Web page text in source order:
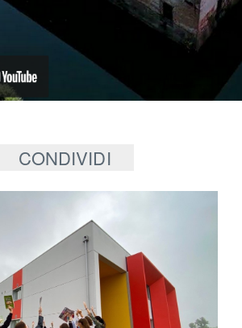
CONDIVIDI